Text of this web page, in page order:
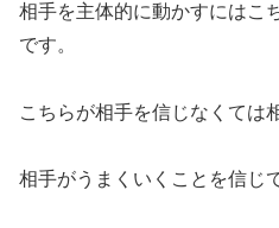
相手を主体的に動かすにはこ
です。
こちらが相手を信じなくては
相手がうまくいくことを信じ